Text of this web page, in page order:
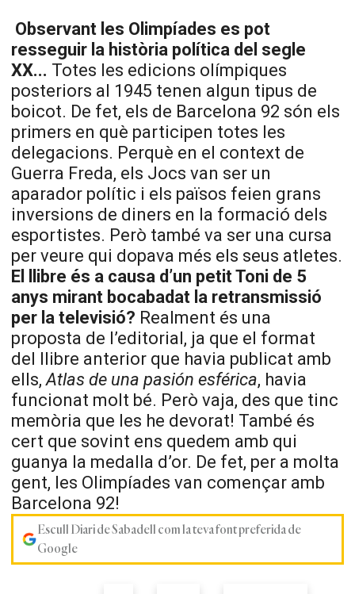
Observant les Olimpíades es pot
resseguir la història política del segle
XX... Totes les edicions olímpiques
posteriors al 1945 tenen algun tipus de
boicot. De fet, els de Barcelona 92 són els
primers en què participen totes les
delegacions. Perquè en el context de
Guerra Freda, els Jocs van ser un
aparador polític i els països feien grans
inversions de diners en la formació dels
esportistes. Però també va ser una cursa
per veure qui dopava més els seus atletes.
El llibre és a causa d’un petit Toni de 5
anys mirant bocabadat la retransmissió
per la televisió? Realment és una
proposta de l’editorial, ja que el format
del llibre anterior que havia publicat amb
ells,Atlas de una pasión esférica, havia
funcionat molt bé. Però vaja, des que tinc
memòria que les he devorat! També és
cert que sovint ens quedem amb qui
guanya la medalla d’or. De fet, per a molta
gent, les Olimpíades van començar amb
Barcelona 92!
Escull Diari de Sabadell com la teva font preferida de
Google